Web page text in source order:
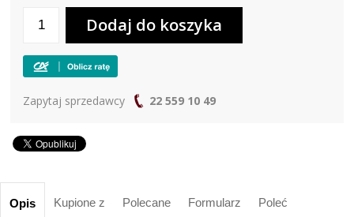
Zapytaj sprzedawcy 22 559 10 49
Opis Kupione z Polecane Formularz Poleć